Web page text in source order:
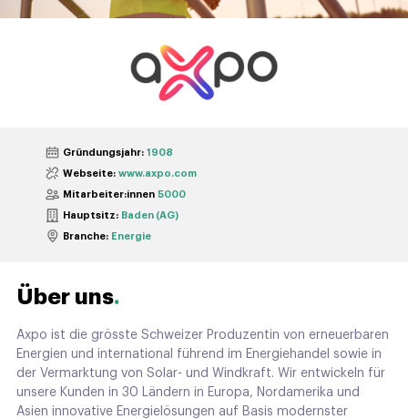
Gründungsjahr: 1908
Webseite: www.axpo.com
Mitarbeiter:innen 5000
Hauptsitz: Baden (AG)
Branche: Energie
Über uns
Axpo ist die grösste Schweizer Produzentin von erneuerbaren
Energien und international führend im Energiehandel sowie in
der Vermarktung von Solar- und Windkraft. Wir entwickeln für
unsere Kunden in 30 Ländern in Europa, Nordamerika und
Asien innovative Energielösungen auf Basis modernster